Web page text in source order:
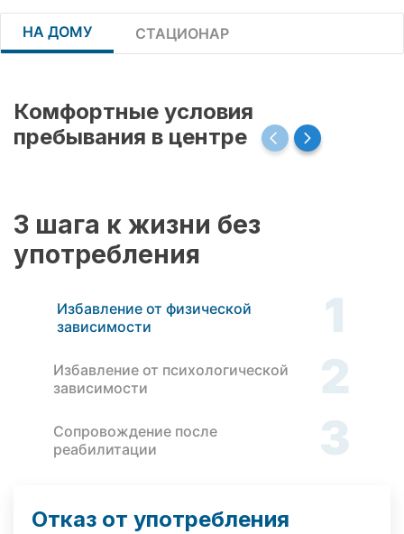
НА ДОМУ СТАЦИОНАР
Комфортные условия
пребывания в центре
3 шага к жизни без
употребления
Избавление от физической
зависимости
1
Избавление от психологической
зависимости
2
Сопровождение после
реабилитации
3
Отказ от употребления